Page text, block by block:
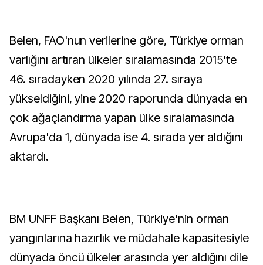
Belen, FAO'nun verilerine göre, Türkiye orman
varlığını artıran ülkeler sıralamasında 2015'te
46. sıradayken 2020 yılında 27. sıraya
yükseldiğini, yine 2020 raporunda dünyada en
çok ağaçlandırma yapan ülke sıralamasında
Avrupa'da 1, dünyada ise 4. sırada yer aldığını
aktardı.
BM UNFF Başkanı Belen, Türkiye'nin orman
yangınlarına hazırlık ve müdahale kapasitesiyle
dünyada öncü ülkeler arasında yer aldığını dile